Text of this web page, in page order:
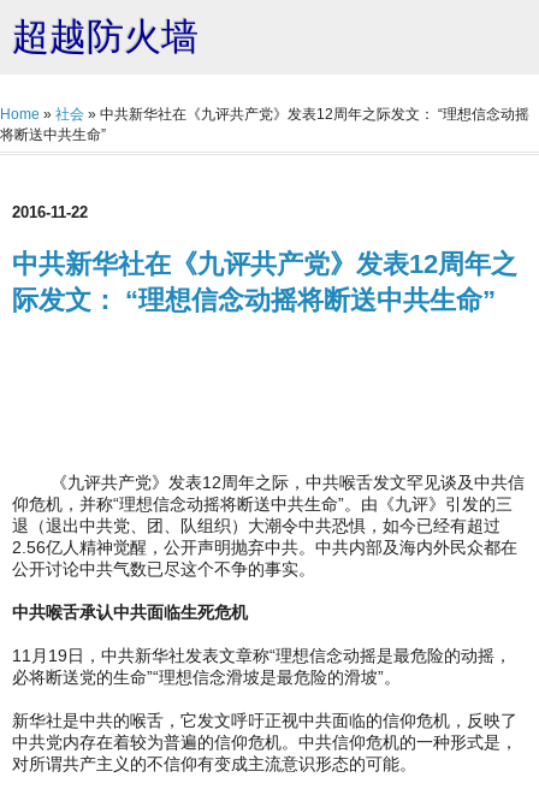
超越防火墙
Home » 社会 » 中共新华社在《九评共产党》发表12周年之际发文： “理想信念动摇
将断送中共生命”
2016-11-22
中共新华社在《九评共产党》发表12周年之
际发文： “理想信念动摇将断送中共生命”
《九评共产党》发表12周年之际，中共喉舌发文罕见谈及中共信
仰危机，并称“理想信念动摇将断送中共生命”。由《九评》引发的三
退（退出中共党、团、队组织）大潮令中共恐惧，如今已经有超过
2.56亿人精神觉醒，公开声明抛弃中共。中共内部及海内外民众都在
公开讨论中共气数已尽这个不争的事实。
中共喉舌承认中共面临生死危机
11月19日，中共新华社发表文章称“理想信念动摇是最危险的动摇，
必将断送党的生命”“理想信念滑坡是最危险的滑坡”。
新华社是中共的喉舌，它发文呼吁正视中共面临的信仰危机，反映了
中共党内存在着较为普遍的信仰危机。中共信仰危机的一种形式是，
对所谓共产主义的不信仰有变成主流意识形态的可能。